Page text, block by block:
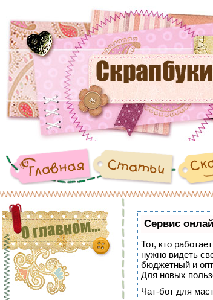
Сервис
Тот, кто
нужно видеть
бюджетный и
Для новых
Чат-бот для